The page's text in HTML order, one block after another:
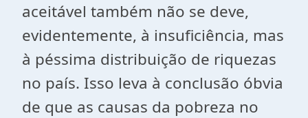
aceitável também não se deve,
evidentemente, à insuficiência, mas
à péssima distribuição de riquezas
no país. Isso leva à conclusão óbvia
de que as causas da pobreza no